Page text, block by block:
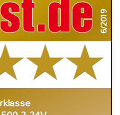
6/2019